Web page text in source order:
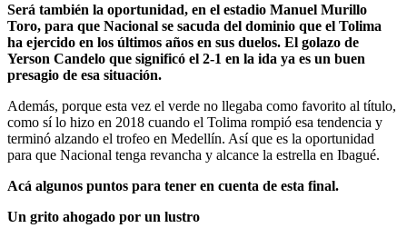
Será también la oportunidad, en el estadio Manuel Murillo
Toro, para que Nacional se sacuda del dominio que el Tolima
ha ejercido en los últimos años en sus duelos. El golazo de
Yerson Candelo que significó el 2-1 en la ida ya es un buen
presagio de esa situación.
Además, porque esta vez el verde no llegaba como favorito al título,
como sí lo hizo en 2018 cuando el Tolima rompió esa tendencia y
terminó alzando el trofeo en Medellín. Así que es la oportunidad
para que Nacional tenga revancha y alcance la estrella en Ibagué.
Acá algunos puntos para tener en cuenta de esta final.
Un grito ahogado por un lustro